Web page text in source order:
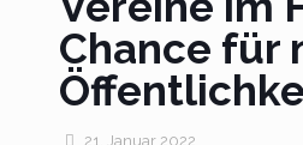
Chance für
21. Januar 2022